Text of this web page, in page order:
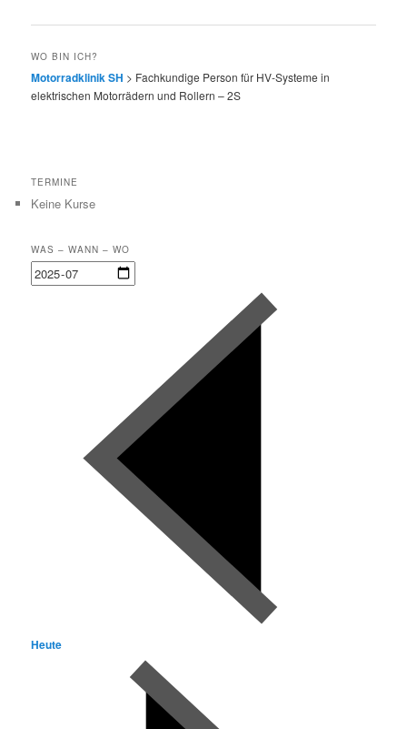
WO BIN ICH?
Motorradklinik SH > Fachkundige Person für HV-Systeme in
elektrischen Motorrädern und Rollern – 2S
TERMINE
Keine Kurse
WAS – WANN – WO
Heute